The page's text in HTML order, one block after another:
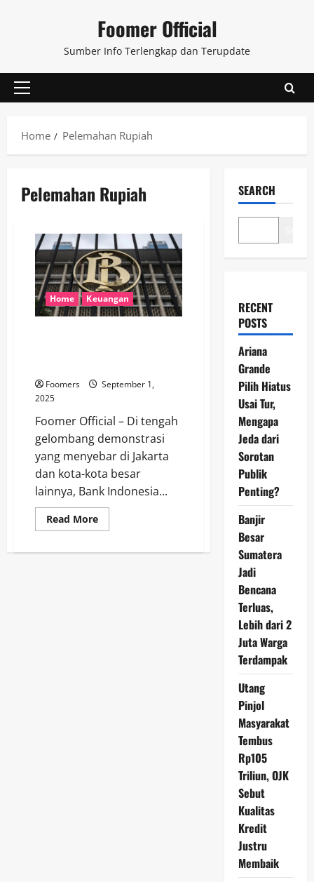
Foomer Official
Sumber Info Terlengkap dan Terupdate
Primary
Home
Pelemahan Rupiah
Pelemahan Rupiah
Home Keuangan
Foomers
September 1,
2025
Foomer Official – Di tengah
gelombang demonstrasi
yang menyebar di Jakarta
dan kota-kota besar
lainnya, Bank Indonesia...
Read MoreRead
more
Antisipasi
SEARCH
RECENT
POSTS
Ariana
Grande
Pilih Hiatus
Usai Tur,
Mengapa
Jeda dari
Sorotan
Publik
Penting?
Banjir
Besar
Sumatera
Jadi
Bencana
Terluas,
Lebih dari 2
Juta Warga
Terdampak
Utang
Pinjol
Masyarakat
Tembus
Rp105
Triliun, OJK
Sebut
Kualitas
Kredit
Justru
Membaik